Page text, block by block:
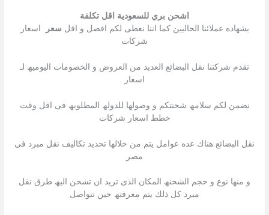
اشحن بري للسعودية اقل تكلفة
بشھاده عملائنا الحالیین كما اننا نعطى لكم افضل و اقل سعر
اسعار
شركات
تقدم شركتنا نقل البضائع العدید من العروض و الخصومات الیومیھ لـ
اسعار
نضمن لكم سلامھ شحنتكم و وصولھا للدولھ المطلوبھ فى اقل وقت
خطط اسعار شركات
نقل البضائع ھناك عده عوامل یتم من خلالھا تحدید تكالیف نقل مبرد فى
مصر
و منھا نوع و حجم الشحنھ المكان الذى ترید ان تشحن الیھ طرق نقل
مبرد كل ذلك یتم معرفتھ حین تتواصل